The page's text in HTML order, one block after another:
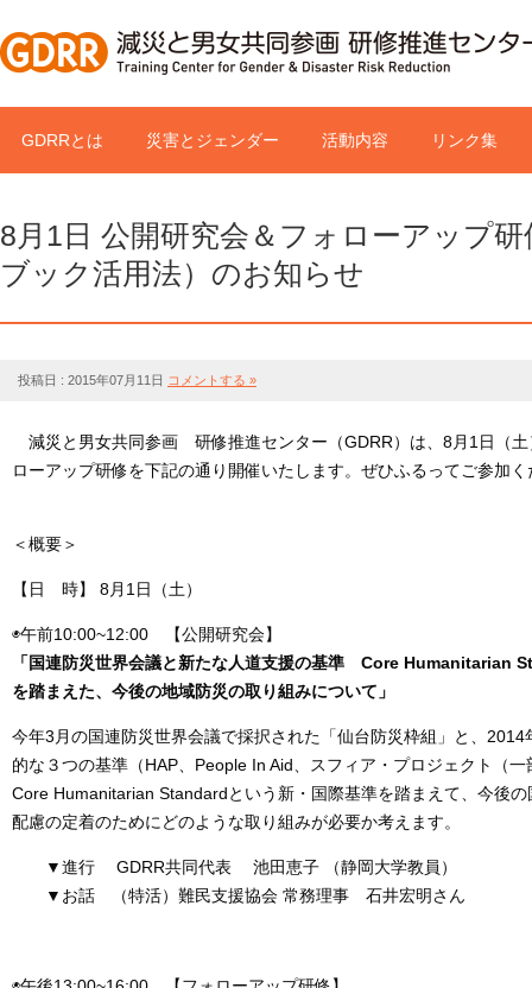
GDRRとは 災害とジェンダー 活動内容 リンク集
8月1日 公開研究会＆フォローアップ
ブック活用法）のお知らせ
投稿日 : 2015年07月11日 コメントする »
減災と男女共同参画 研修推進センター（GDRR）は、8月1日（土
ローアップ研修を下記の通り開催いたします。ぜひふるってご参加く
＜概要＞
【日 時】 8月1日（土）
◉午前10:00~12:00 【公開研究会】
「国連防災世界会議と新たな人道支援の基準 Core Humanitarian
を踏まえた、今後の地域防災の取り組みについて」
今年3月の国連防災世界会議で採択された「仙台防災枠組」と、
的な３つの基準（HAP、People In Aid、スフィア・プロジェクト（
Core Humanitarian Standardという新・国際基準を踏まえて、今後
配慮の定着のためにどのような取り組みが必要か考えます。
▼進行 GDRR共同代表 池田恵子 （静岡大学教員）
▼お話 （特活）難民支援協会 常務理事 石井宏明さん